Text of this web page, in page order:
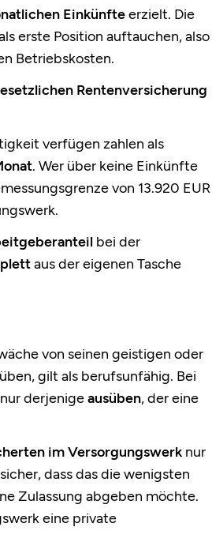
Einkünfteerzielt. Die
erste Position auftauchen, also
Betriebskosten.
Rentenversicherung
verfügen zahlen als
. Wer über keine Einkünfte
von 13.920 EUR
bei der
aus der eigenen Tasche
von seinen geistigen oder
gilt als berufsunfähig. Bei
nur derjenigeausüben, der eine
im Versorgungswerk nur
dass das die wenigsten
Zulassung abgeben möchte.
eine private